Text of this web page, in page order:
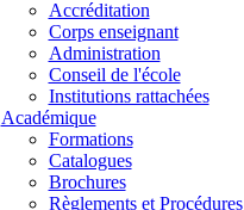
Accréditation
Corps enseignant
Administration
Conseil de l'école
Institutions rattachées
Académique
Formations
Catalogues
Brochures
Règlements et Procédures